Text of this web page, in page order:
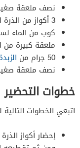
نصف ملعقة
3 أكواز من الذرة الصفراء.
كوب من الماء
ملعقة كبيرة من
50 جرام من
نصف ملعقة
خطوات التحضير
اتبعي الخطوات التالية
إحضار أكواز